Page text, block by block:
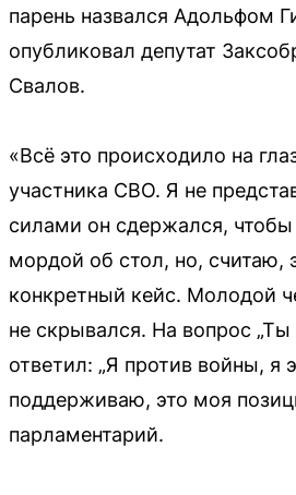
парень назвался Адольфом
опубликовал депутат
Свалов.
«Всё это происходило на
участника СВО. Я не
силами он сдержался, чтобы
мордой об стол, но, считаю,
конкретный кейс. Молодой
не скрывался. На вопрос „Ты
ответил: „Я против войны, я
поддерживаю, это моя
парламентарий.